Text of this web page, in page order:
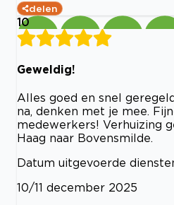
delen
10
Geweldig!
Alles goed en snel
na, denken met je mee.
medewerkers! Verhuizing
Haag naar Bovensmilde.
Datum uitgevoerde
10/11 december 2025